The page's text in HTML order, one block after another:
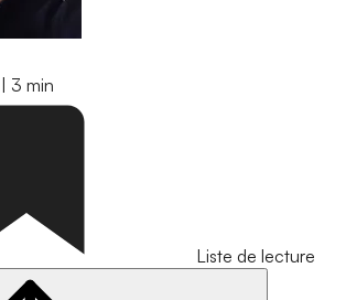
3 min
Liste de lecture